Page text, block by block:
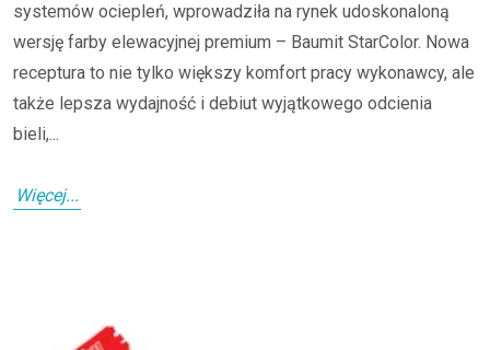
systemów ociepleń, wprowadziła na rynek udoskonaloną
wersję farby elewacyjnej premium – Baumit StarColor. Nowa
receptura to nie tylko większy komfort pracy wykonawcy, ale
także lepsza wydajność i debiut wyjątkowego odcienia
bieli,...
Więcej...